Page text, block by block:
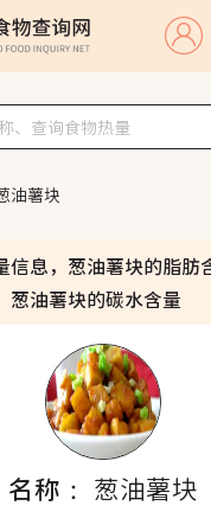
油薯块
信息，葱油薯块的脂肪
葱油薯块的碳水含量
名称： 葱油薯块